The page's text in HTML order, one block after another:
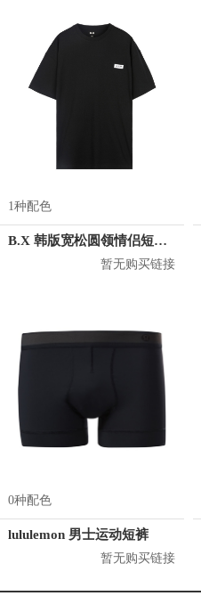
1种配色
B.X 韩版宽松圆领情侣短袖T恤 男女同款 T-6202-002001
暂无购买链接
0种配色
lululemon 男士运动短裤
暂无购买链接